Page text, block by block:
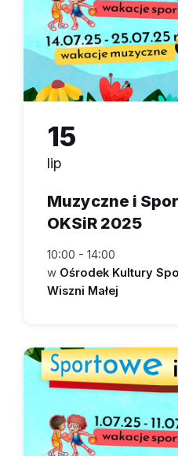
15
lip
Muzyczne i
OKSiR 2025
10:00 - 14:00
w Ośrodek Kultury
Wiszni Małej